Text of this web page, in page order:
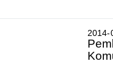
2014-